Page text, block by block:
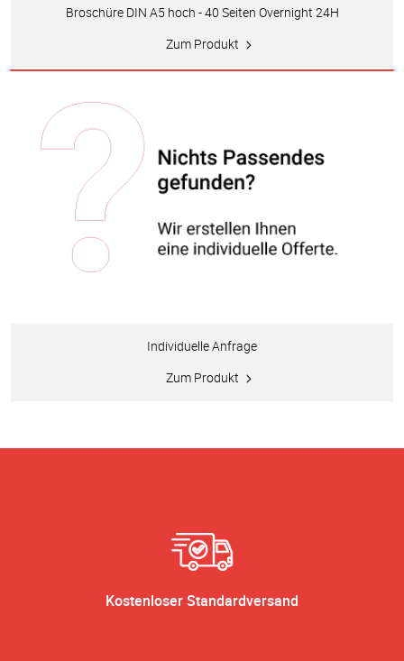
Broschüre DIN A5 hoch - 40 Seiten Overnight 24H
Zum Produkt
Individuelle Anfrage
Zum Produkt
Kostenloser Standardversand